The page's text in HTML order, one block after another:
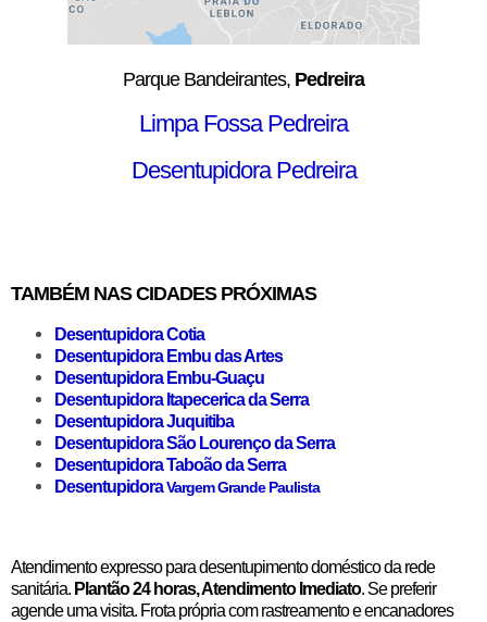
Parque Bandeirantes, Pedreira
Limpa Fossa Pedreira
Desentupidora Pedreira
TAMBÉM NAS CIDADES PRÓXIMAS
Desentupidora Cotia
Desentupidora Embu das Artes
Desentupidora Embu-Guaçu
Desentupidora Itapecerica da Serra
Desentupidora Juquitiba
Desentupidora São Lourenço da Serra
Desentupidora Taboão da Serra
DesentupidoraVargem Grande Paulista
Atendimento expresso para desentupimento doméstico da rede
sanitária. Plantão 24 horas, Atendimento Imediato. Se preferir
agende uma visita. Frota própria com rastreamento e encanadores